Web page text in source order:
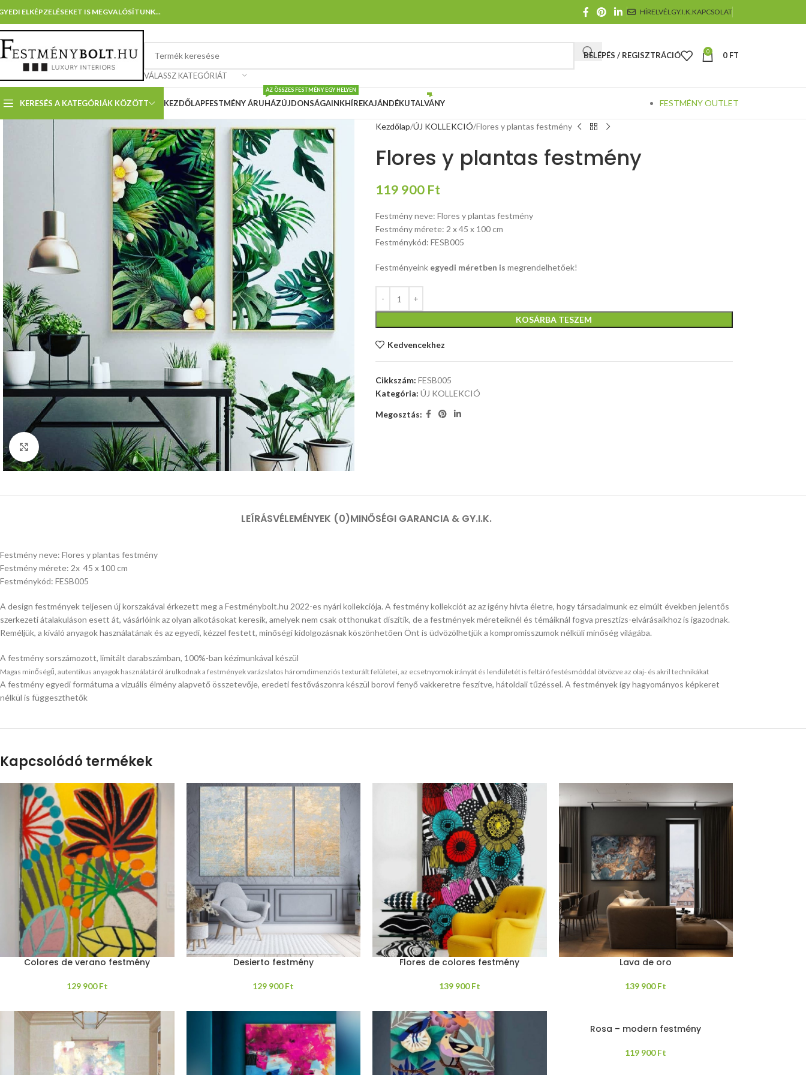
ELKÉPZELÉSEKET IS MEGVALÓSÍTUNK... HÍRELVÉLGY.I.K.KAPCSOLAT
VÁLASSZ KATEGÓRIÁT
BELÉPÉS / REGISZTRÁCIÓ 0 0 FT
KERESÉS A KATEGÓRIÁK KÖZÖTT KEZDŐLAPFESTMÉNY ÁRUHÁZ
AZ ÖSSZES FESTMÉNY EGY HELYEN
ÚJDONSÁGAINKHÍREKAJÁNDÉKUTALVÁNY FESTMÉNY OUTLET
Nagyításhoz kattints ide
Kezdőlap ÚJ KOLLEKCIÓ Flores y plantas festmény
Flores y plantas festmény
119 900 Ft
Festmény neve: Flores y plantas festmény
Festmény mérete: 2 x 45 x 100 cm
Festménykód: FESB005
Festményeink egyedi méretben is megrendelhetőek!
KOSÁRBA TESZEM
Kedvencekhez
Cikkszám: FESB005
Kategória: ÚJ KOLLEKCIÓ
Megosztás:
LEÍRÁSVÉLEMÉNYEK (0)MINŐSÉGI GARANCIA & GY.I.K.
Festmény neve: Flores y plantas festmény
Festmény mérete: 2x 45 x 100 cm
Festménykód: FESB005
A design festmények teljesen új korszakával érkezett meg a Festménybolt.hu 2022-es nyári kollekciója. A festmény kollekciót az az igény hívta életre, hogy társadalmunk ez elmúlt években jelentős
szerkezeti átalakuláson esett át, vásárlóink az olyan alkotásokat keresik, amelyek nem csak otthonukat díszítik, de a festmények méreteiknél és témáiknál fogva presztízs-elvárásaikhoz is igazodnak.
Reméljük, a kiváló anyagok használatának és az egyedi, kézzel festett, minőségi kidolgozásnak köszönhetően Önt is üdvözölhetjük a kompromisszumok nélküli minőség világába.
A festmény sorszámozott, limitált darabszámban, 100%-ban kézimunkával készül
Magas minőségű, autentikus anyagok használatáról árulkodnak a festmények varázslatos háromdimenziós texturált felületei, az ecsetnyomok irányát és lendületét is feltáró festésmóddal ötvözve az olaj- és akril technikákat
A festmény egyedi formátuma a vizuális élmény alapvető összetevője, eredeti festővászonra készül borovi fenyő vakkeretre feszítve, hátoldali tűzéssel. A festmények így hagyományos képkeret
nélkül is függeszthetők
Kapcsolódó termékek
Colores de verano festmény
129 900Ft
Desierto festmény
129 900Ft
Flores de colores festmény
139 900Ft
Lava de oro
139 900Ft
Rosa – modern festmény
119 900Ft